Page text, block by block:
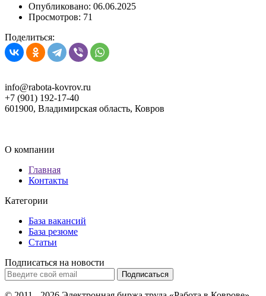
Опубликовано: 06.06.2025
Просмотров: 71
Поделиться:
info@rabota-kovrov.ru
+7 (901) 192-17-40
601900, Владимирская область, Ковров
О компании
Главная
Контакты
Категории
База вакансий
База резюме
Статьи
Подписаться на новости
Подписаться